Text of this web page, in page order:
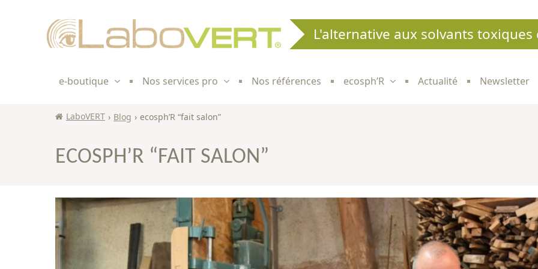
Skip to
content
L'alternative aux solvants toxiques
e-boutique
Nos services pro Nos références ecosph’R Actualité Newsletter
LaboVERT › Blog › ecosph’R “fait salon”
ECOSPH’R “FAIT SALON”